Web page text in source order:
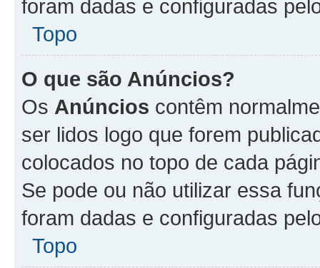
foram dadas e configuradas
Topo
O que são Anúncios?
Os Anúncios contêm
ser lidos logo que forem
colocados no topo de cada
Se pode ou não utilizar essa
foram dadas e configuradas
Topo